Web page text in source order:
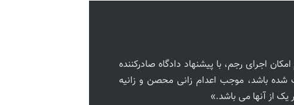
اجرای رجم، با پیشنهاد دادگاه صادرکننده
شده باشد، موجب اعدام زانی محصن و زانیه
از آنها می باشد.»